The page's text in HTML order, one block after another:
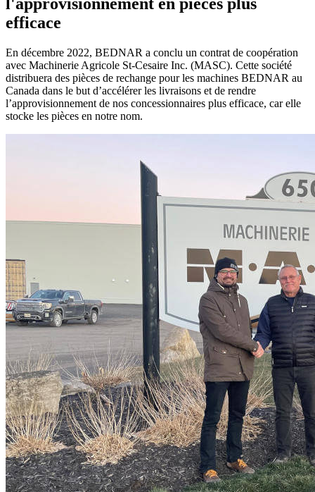
l'approvisionnement en pièces plus
efficace
En décembre 2022, BEDNAR a conclu un contrat de coopération
avec Machinerie Agricole St-Cesaire Inc. (MASC). Cette société
distribuera des pièces de rechange pour les machines BEDNAR au
Canada dans le but d’accélérer les livraisons et de rendre
l’approvisionnement de nos concessionnaires plus efficace, car elle
stocke les pièces en notre nom.